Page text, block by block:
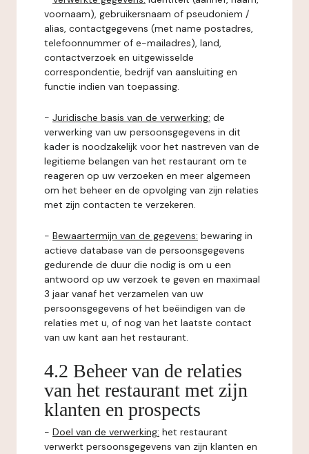
voornaam), gebruikersnaam of pseudoniem /
alias, contactgegevens (met name postadres,
telefoonnummer of e-mailadres), land,
contactverzoek en uitgewisselde
correspondentie, bedrijf van aansluiting en
functie indien van toepassing.
- Juridische basis van de verwerking: de
verwerking van uw persoonsgegevens in dit
kader is noodzakelijk voor het nastreven van de
legitieme belangen van het restaurant om te
reageren op uw verzoeken en meer algemeen
om het beheer en de opvolging van zijn relaties
met zijn contacten te verzekeren.
- Bewaartermijn van de gegevens: bewaring in
actieve database van de persoonsgegevens
gedurende de duur die nodig is om u een
antwoord op uw verzoek te geven en maximaal
3 jaar vanaf het verzamelen van uw
persoonsgegevens of het beëindigen van de
relaties met u, of nog van het laatste contact
van uw kant aan het restaurant.
4.2 Beheer van de relaties
van het restaurant met zijn
klanten en prospects
- Doel van de verwerking: het restaurant
verwerkt persoonsgegevens van zijn klanten en